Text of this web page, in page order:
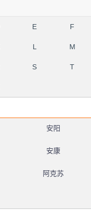
E F
L M
S T
安阳
安康
阿克苏